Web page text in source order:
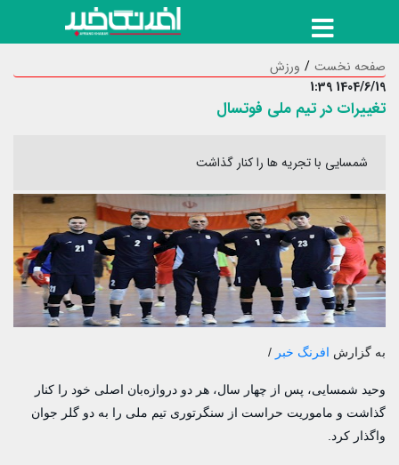
صفحه نخست
ورزش
1404/6/19 1:39
تغییرات در تیم ملی فوتسال
شمسایی با تجریه ها را کنار گذاشت
به گزارش افرنگ خبر /
وحید شمسایی، پس از چهار سال، هر دو دروازه‌بان اصلی خود را کنار
گذاشت و ماموریت حراست از سنگرتوری تیم ملی را به دو گلر جوان
واگذار کرد.